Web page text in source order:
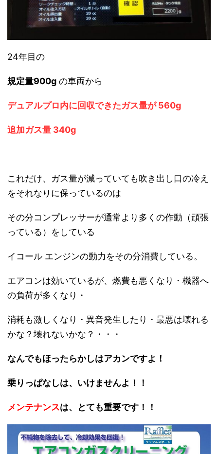
24年目の
規定量900g の車両から
デュアルプロ内に回収できたガス量が 560g
追加ガス量 340g
これだけ、ガス量が減っていても吹き出し口の冷え
をそれなりに保っているのは
その分コンプレッサーが通常より多くの作動（頑張
っている）をしている
イコール エンジンの動力をその分消費している。
エアコンは効いているが、燃費も悪くなり・機器へ
の負荷が多くなり・
消耗も激しくなり・異音発生したり・最悪は壊れる
かな？壊れないかな？・・・
なんでもほったらかしはアカンですよ！
乗りっぱなしは、いけませんよ！！
メンテナンスは、とても重要です！！